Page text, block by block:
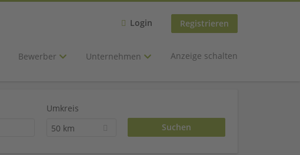
Login Registrieren
Bewerber Unternehmen Anzeige schalten
Umkreis
50 km